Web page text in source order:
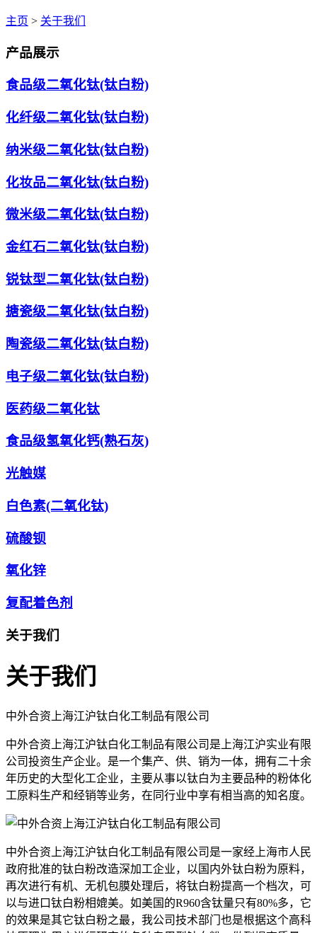
主页 > 关于我们
产品展示
食品级二氧化钛(钛白粉)
化纤级二氧化钛(钛白粉)
纳米级二氧化钛(钛白粉)
化妆品二氧化钛(钛白粉)
微米级二氧化钛(钛白粉)
金红石二氧化钛(钛白粉)
锐钛型二氧化钛(钛白粉)
搪瓷级二氧化钛(钛白粉)
陶瓷级二氧化钛(钛白粉)
电子级二氧化钛(钛白粉)
医药级二氧化钛
食品级氢氧化钙(熟石灰)
光触媒
白色素(二氧化钛)
硫酸钡
氧化锌
复配着色剂
关于我们
关于我们
中外合资上海江沪钛白化工制品有限公司
中外合资上海江沪钛白化工制品有限公司是上海江沪实业有限
公司投资生产企业。是一个集产、供、销为一体，拥有二十余
年历史的大型化工企业，主要从事以钛白为主要品种的粉体化
工原料生产和经销等业务，在同行业中享有相当高的知名度。
中外合资上海江沪钛白化工制品有限公司是一家经上海市人民
政府批准的钛白粉改造深加工企业，以国内外钛白粉为原料，
再次进行有机、无机包膜处理后，将钛白粉提高一个档次，可
以与进口钛白粉相媲美。如美国的R960含钛量只有80%多，它
的效果是其它钛白粉之最，我公司技术部门也是根据这个高科